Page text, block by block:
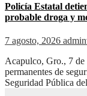
Policía Estatal
probable droga y
7 agosto, 2026
Acapulco, Gro., 7 de
permanentes de
Seguridad Pública